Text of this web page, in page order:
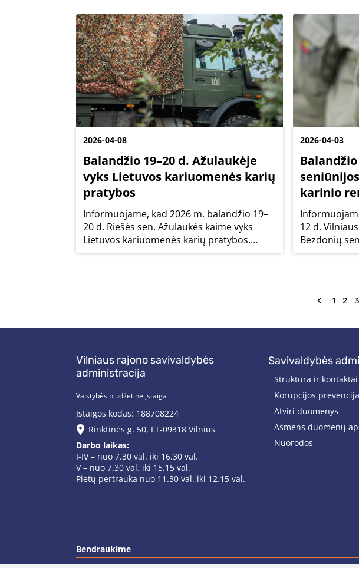
sienos bei rajonų žvalgybą pagal
pridedamą schemą.
žvalgybos
2026-04-08
Balandžio 19–20 d. Ažulaukėje
vyks Lietuvos kariuomenės karių
pratybos
Informuojame, kad 2026 m. balandžio 19–
20 d. Riešės sen. Ažulaukės kaime vyks
Lietuvos kariuomenės karių pratybos.
Pratybų metu kariai vilkės karines
2026-04-03
karinio
12 d.
Bezdonių
apsaugos
1 2 3
Vilniaus rajono savivaldybės
administracija
Valstybės biudžetinė įstaiga
Įstaigos kodas: 188708224
Rinktinės g. 50, LT-09318 Vilnius
Darbo laikas:
I-IV – nuo 7.30 val. iki 16.30 val.
V – nuo 7.30 val. iki 15.15 val.
Pietų pertrauka nuo 11.30 val. iki 12.15 val.
savivaldybės
Struktūra ir kontaktai
Korupcijos prevencija
Atviri duomenys
Asmens duomenų
Nuorodos
Bendraukime